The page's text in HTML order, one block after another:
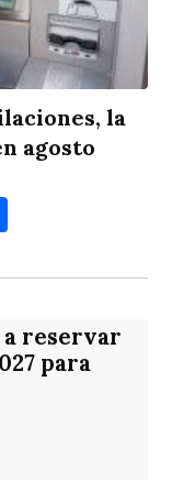
la
agosto
a reservar
para